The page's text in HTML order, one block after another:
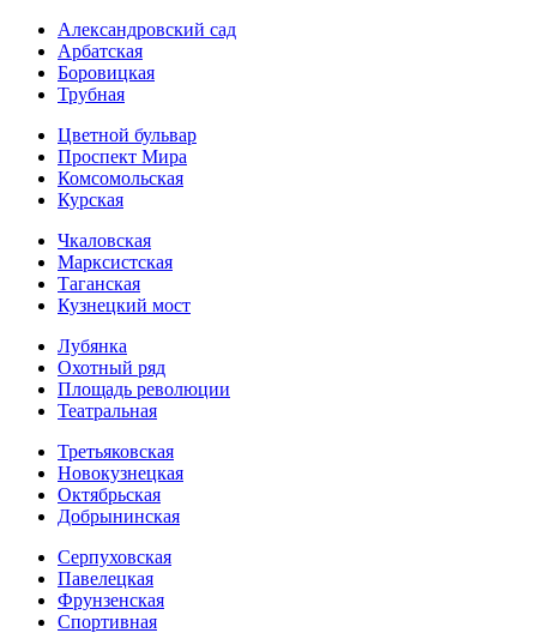
Александровский сад
Арбатская
Боровицкая
Трубная
Цветной бульвар
Проспект Мира
Комсомольская
Курская
Чкаловская
Марксистская
Таганская
Кузнецкий мост
Лубянка
Охотный ряд
Площадь революции
Театральная
Третьяковская
Новокузнецкая
Октябрьская
Добрынинская
Серпуховская
Павелецкая
Фрунзенская
Спортивная